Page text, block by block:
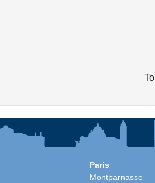
Paris
Montparnasse